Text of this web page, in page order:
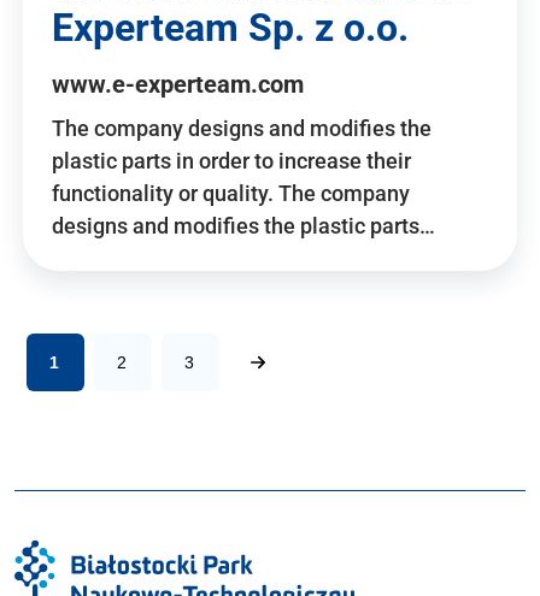
Experteam Sp. z o.o.
www.e-experteam.com
The company designs and modifies the
plastic parts in order to increase their
functionality or quality. The company
designs and modifies the plastic parts…
1 2 3